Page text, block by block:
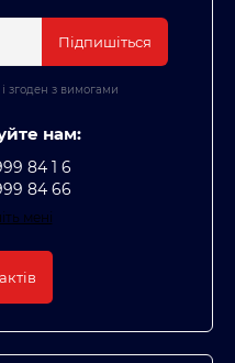
JURA?
збереження
моніторинг стану
інтерфейс та
кави
для дому та офісів,
не просто каву, а
Підпишіться
і згоден з вимогами
нам:
84 1 6
84 66
мені